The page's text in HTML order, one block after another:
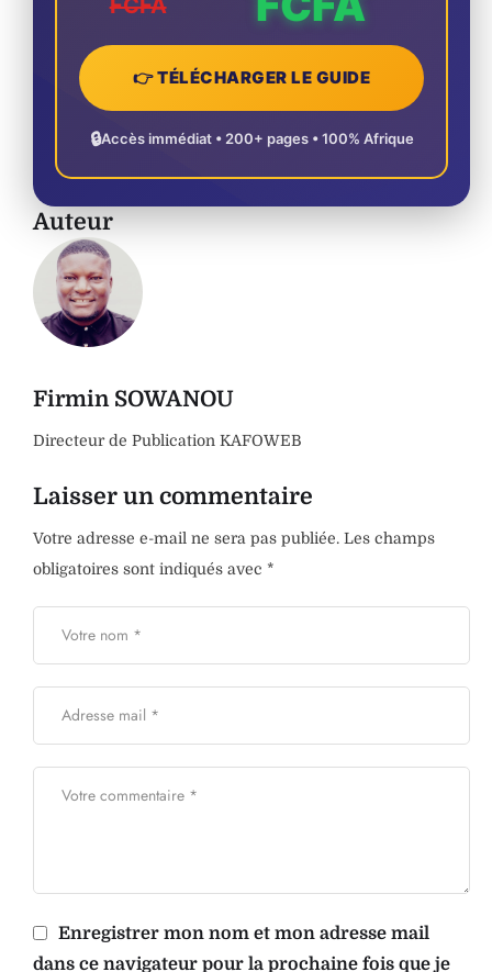
FCFA
👉 TÉLÉCHARGER LE GUIDE
🔒Accès immédiat • 200+ pages • 100% Afrique
Auteur
Firmin SOWANOU
Directeur de Publication KAFOWEB
Laisser un commentaire
Votre adresse e-mail ne sera pas publiée. Les champs
obligatoires sont indiqués avec *
Enregistrer mon nom et mon adresse mail
dans ce navigateur pour la prochaine fois que je